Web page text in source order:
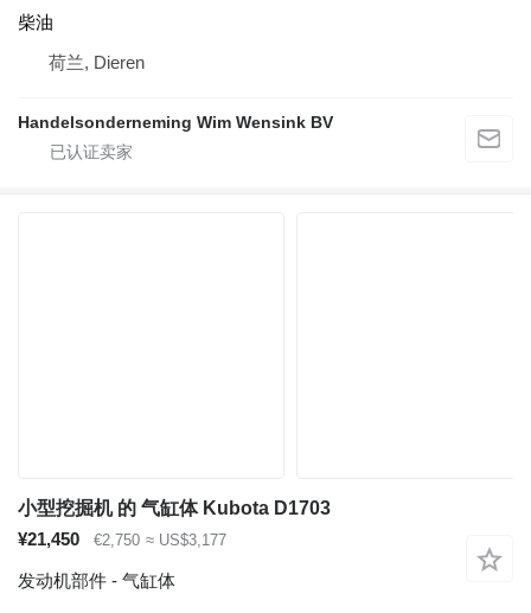
柴油
荷兰, Dieren
Handelsonderneming Wim Wensink BV
小型挖掘机 的 气缸体 Kubota D1703
¥21,450
€2,750 ≈ US$3,177
发动机部件 - 气缸体